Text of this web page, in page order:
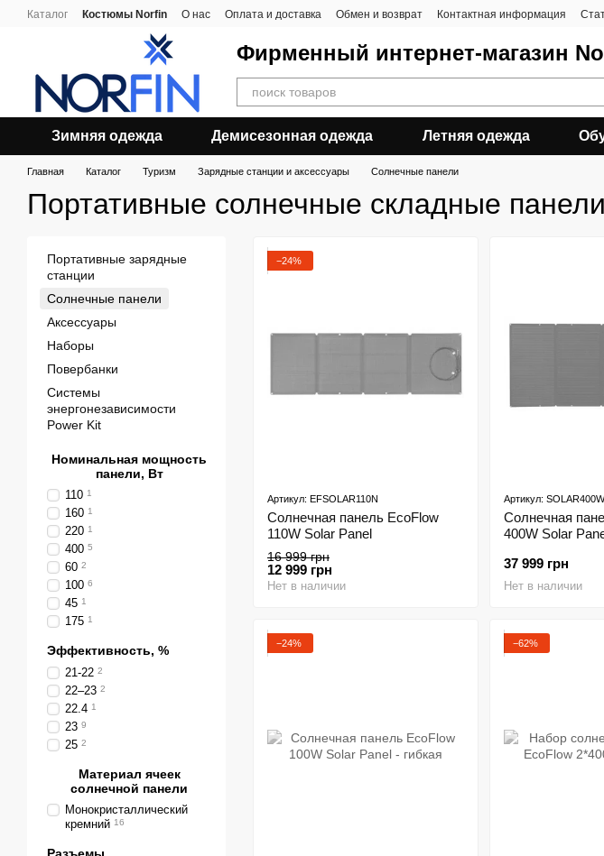
Перейти к основному контенту
Каталог Костюмы Norfin О нас Оплата и доставка Обмен и возврат Контактная информация
Фирменный интернет-магазин
Зимняя одежда Демисезонная одежда Летняя одежда
Главная Каталог Туризм Зарядные станции и аксессуары Солнечные панели
Портативные солнечные складные
−24%
Артикул: EFSOLAR110N
Солнечная панель EcoFlow
110W Solar Panel
16 999 грн
12 999 грн
Нет в наличии
Артикул: SOLAR400W
Солнечная
400W Solar
37 999 грн
Нет в наличии
−24% −62%
Портативные зарядные
станции
Солнечные панели
Аксессуары
Наборы
Повербанки
Системы
энергонезависимости
Power Kit
Номинальная мощность
панели, Вт
110 1
160 1
220 1
400 5
60 2
100 6
45 1
175 1
Эффективность, %
21-22 2
22–23 2
22.4 1
23 9
25 2
Материал ячеек
солнечной панели
Монокристаллический
кремний 16